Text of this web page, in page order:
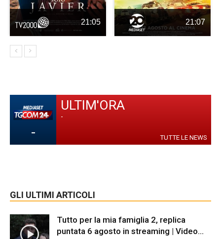
21:05 21:07
-
ULTIM'ORA
-
TUTTE LE NEWS
GLI ULTIMI ARTICOLI
Tutto per la mia famiglia 2, replica
puntata 6 agosto in streaming | Video...